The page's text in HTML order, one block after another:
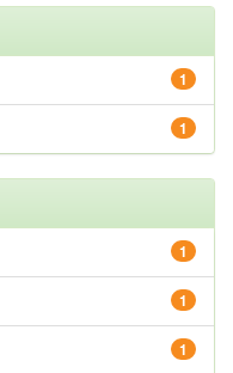
1
1
1
1
1